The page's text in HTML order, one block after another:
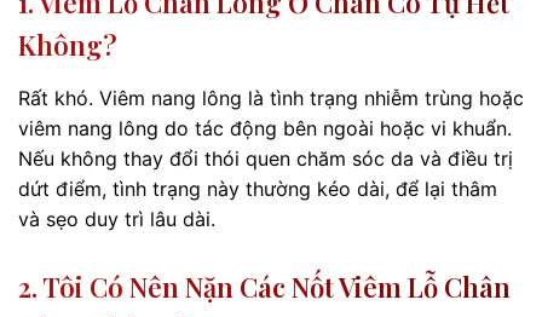
Không?
Rất khó. Viêm nang lông là tình trạng nhiễm trùng hoặc
viêm nang lông do tác động bên ngoài hoặc vi khuẩn.
Nếu không thay đổi thói quen chăm sóc da và điều trị
dứt điểm, tình trạng này thường kéo dài, để lại thâm
và sẹo duy trì lâu dài.
2. Tôi Có Nên Nặn Các Nốt Viêm Lỗ Chân